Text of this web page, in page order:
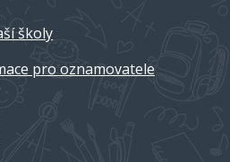
školy
pro oznamovatele